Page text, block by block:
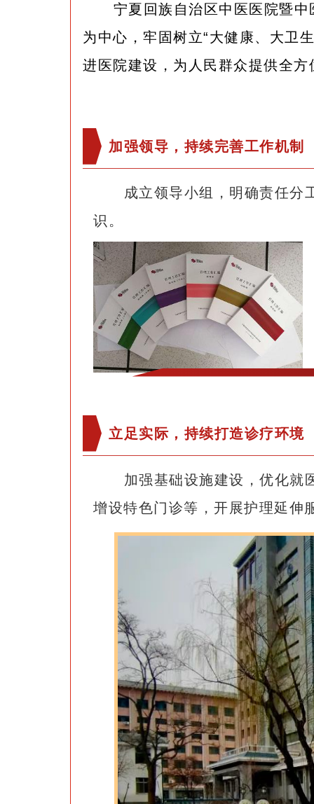
宁夏回族自治区中医医院暨
为中心，牢固树立“大健康、大卫
进医院建设，为人民群众提供全
加强领导，持续完善工作机制
成立领导小组，明确责任分
识。
立足实际，持续打造诊疗环境
加强基础设施建设，优化就
增设特色门诊等，开展护理延伸